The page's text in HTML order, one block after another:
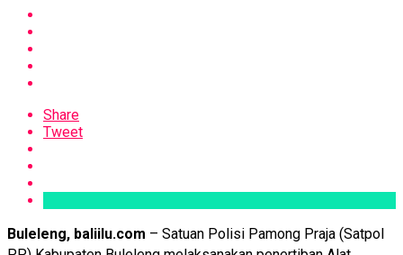
Share
Tweet
Buleleng, baliilu.com – Satuan Polisi Pamong Praja (Satpol